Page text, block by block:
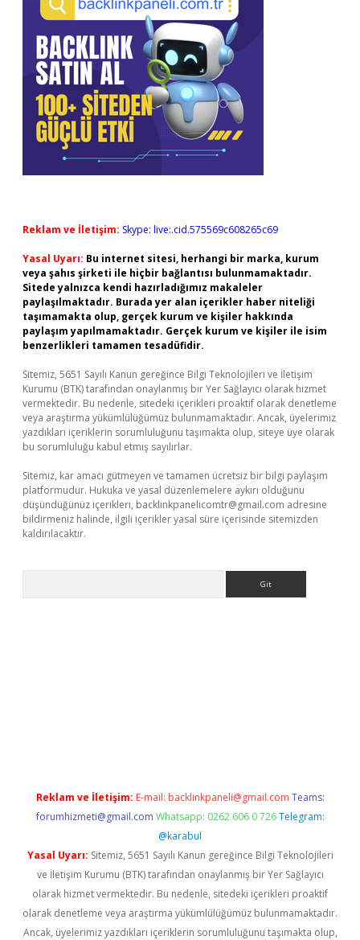
Reklam ve İletişim: Skype: live:.cid.575569c608265c69
Yasal Uyarı: Bu internet sitesi, herhangi bir marka, kurum
veya şahıs şirketi ile hiçbir bağlantısı bulunmamaktadır.
Sitede yalnızca kendi hazırladığımız makaleler
paylaşılmaktadır. Burada yer alan içerikler haber niteliği
taşımamakta olup, gerçek kurum ve kişiler hakkında
paylaşım yapılmamaktadır. Gerçek kurum ve kişiler ile isim
benzerlikleri tamamen tesadüfidir.
Sitemiz, 5651 Sayılı Kanun gereğince Bilgi Teknolojileri ve İletişim
Kurumu (BTK) tarafından onaylanmış bir Yer Sağlayıcı olarak hizmet
vermektedir. Bu nedenle, sitedeki içerikleri proaktif olarak denetleme
veya araştırma yükümlülüğümüz bulunmamaktadır. Ancak, üyelerimiz
yazdıkları içeriklerin sorumluluğunu taşımakta olup, siteye üye olarak
bu sorumluluğu kabul etmiş sayılırlar.
Sitemiz, kar amacı gütmeyen ve tamamen ücretsiz bir bilgi paylaşım
platformudur. Hukuka ve yasal düzenlemelere aykırı olduğunu
düşündüğünüz içerikleri, backlinkpanelicomtr@gmail.com adresine
bildirmeniz halinde, ilgili içerikler yasal süre içerisinde sitemizden
kaldırılacaktır.
Reklam ve İletişim: E-mail: backlinkpaneli@gmail.com Teams:
forumhizmeti@gmail.com Whatsapp: 0262 606 0 726 Telegram:
@karabul
Yasal Uyarı: Sitemiz, 5651 Sayılı Kanun gereğince Bilgi Teknolojileri
ve İletişim Kurumu (BTK) tarafından onaylanmış bir Yer Sağlayıcı
olarak hizmet vermektedir. Bu nedenle, sitedeki içerikleri proaktif
olarak denetleme veya araştırma yükümlülüğümüz bulunmamaktadır.
Ancak, üyelerimiz yazdıkları içeriklerin sorumluluğunu taşımakta olup,